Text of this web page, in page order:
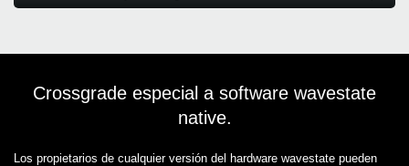
Crossgrade especial a software wavestate
native.
Los propietarios de cualquier versión del hardware wavestate pueden